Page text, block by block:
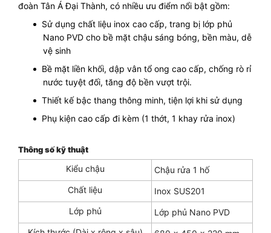
đoàn Tân Á Đại Thành, có nhiều ưu điểm nổi bật gồm:
Sử dụng chất liệu inox cao cấp, trang bị lớp phủ
Nano PVD cho bề mặt chậu sáng bóng, bền màu, dễ
vệ sinh
Bề mặt liền khối, dập vân tổ ong cao cấp, chống rò rỉ
nước tuyệt đối, tăng độ bền vượt trội.
Thiết kế bậc thang thông minh, tiện lợi khi sử dụng
Phụ kiện cao cấp đi kèm (1 thớt, 1 khay rửa inox)
Thông số kỹ thuật
Kiểu chậu
Chậu rửa 1 hố
Chất liệu
Inox SUS201
Lớp phủ
Lớp phủ Nano PVD